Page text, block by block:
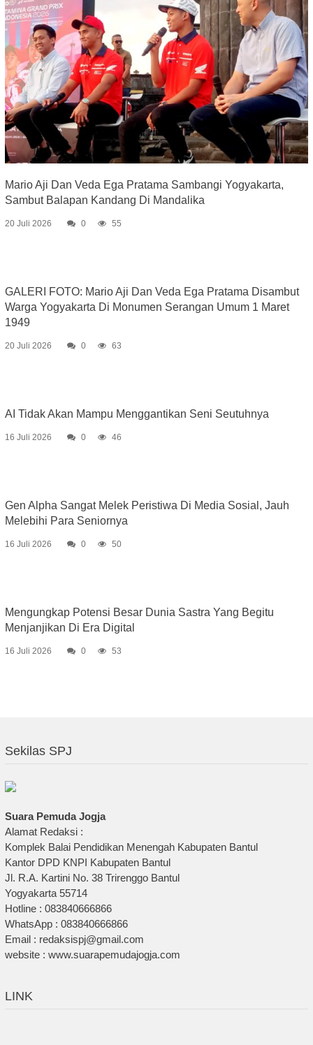
Mario Aji Dan Veda Ega Pratama Sambangi Yogyakarta,
Sambut Balapan Kandang Di Mandalika
20 Juli 2026 0 55
GALERI FOTO: Mario Aji Dan Veda Ega Pratama Disambut
Warga Yogyakarta Di Monumen Serangan Umum 1 Maret
1949
20 Juli 2026 0 63
AI Tidak Akan Mampu Menggantikan Seni Seutuhnya
16 Juli 2026 0 46
Gen Alpha Sangat Melek Peristiwa Di Media Sosial, Jauh
Melebihi Para Seniornya
16 Juli 2026 0 50
Mengungkap Potensi Besar Dunia Sastra Yang Begitu
Menjanjikan Di Era Digital
16 Juli 2026 0 53
Sekilas SPJ
Suara Pemuda Jogja
Alamat Redaksi :
Komplek Balai Pendidikan Menengah Kabupaten Bantul
Kantor DPD KNPI Kabupaten Bantul
Jl. R.A. Kartini No. 38 Trirenggo Bantul
Yogyakarta 55714
Hotline : 083840666866
WhatsApp : 083840666866
Email : redaksispj@gmail.com
website : www.suarapemudajogja.com
LINK